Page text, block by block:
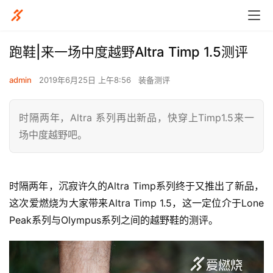
跑鞋|来一场中度越野Altra Timp 1.5测评
admin 2019年6月25日 上午8:56 装备测评
时隔两年，Altra 系列再出新品，快穿上Timp1.5来一
场中度越野吧。
时隔两年，沉寂许久的Altra Timp系列终于又推出了新品，
这次爱燃烧为大家带来Altra Timp 1.5，这一定位介于Lone
Peak系列与Olympus系列之间的越野鞋的测评。